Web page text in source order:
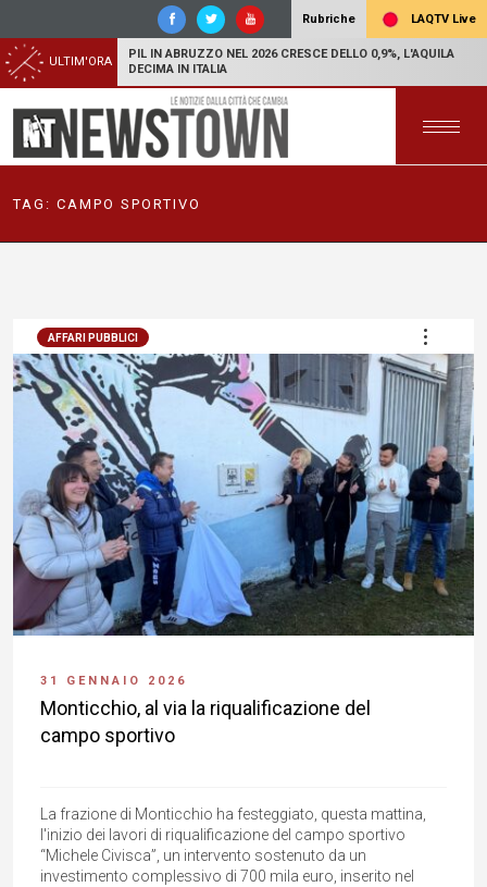
Rubriche LAQTV Live
ULTIM'ORA
PIL IN ABRUZZO NEL 2026 CRESCE DELLO 0,9%, L'AQUILA
DECIMA IN ITALIA
TAG: CAMPO SPORTIVO
AFFARI PUBBLICI
31 GENNAIO 2026
Monticchio, al via la riqualificazione del
campo sportivo
La frazione di Monticchio ha festeggiato, questa mattina,
l'inizio dei lavori di riqualificazione del campo sportivo
“Michele Civisca”, un intervento sostenuto da un
investimento complessivo di 700 mila euro, inserito nel